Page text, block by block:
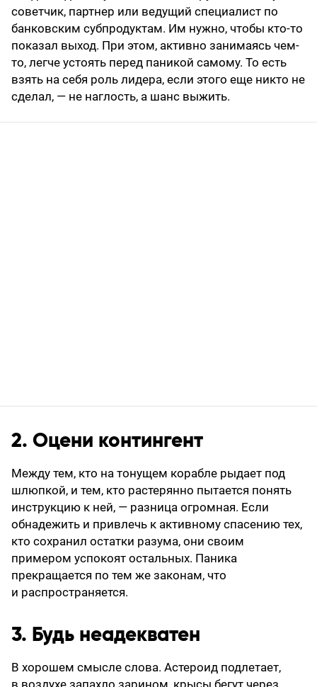
советчик, партнер или ведущий специалист по
банковским субпродуктам. Им нужно, чтобы кто-то
показал выход. При этом, активно занимаясь чем-
то, легче устоять перед паникой самому. То есть
взять на себя роль лидера, если этого еще никто не
сделал, — не наглость, а шанс выжить.
2. Оцени контингент
Между тем, кто на тонущем корабле рыдает под
шлюпкой, и тем, кто растерянно пытается понять
инструкцию к ней, — разница огромная. Если
обнадежить и привлечь к активному спасению тех,
кто сохранил остатки разума, они своим
примером успокоят остальных. Паника
прекращается по тем же законам, что
и распространяется.
3. Будь неадекватен
В хорошем смысле слова. Астероид подлетает,